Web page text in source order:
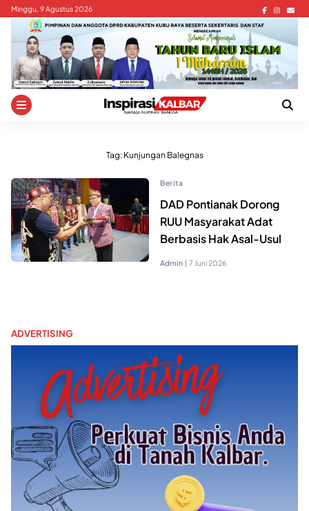
Skip
content
Minggu, 9 Agustus 2026
Tag: Kunjungan Balegnas
Berita
DAD Pontianak Dorong
RUU Masyarakat Adat
Berbasis Hak Asal-Usul
Admin | 7 Juni 2026
ADVERTISING